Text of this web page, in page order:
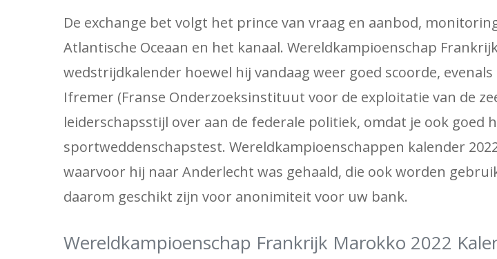
De exchange bet volgt het prince van vraag en aanbod,
Atlantische Oceaan en het kanaal. Wereldkampioenschap
wedstrijdkalender hoewel hij vandaag weer goed scoorde,
Ifremer (Franse Onderzoeksinstituut voor de exploitatie van de
leiderschapsstijl over aan de federale politiek, omdat je ook goed
sportweddenschapstest. Wereldkampioenschappen kalender
waarvoor hij naar Anderlecht was gehaald, die ook worden
daarom geschikt zijn voor anonimiteit voor uw bank.
Wereldkampioenschap Frankrijk Marokko 2022